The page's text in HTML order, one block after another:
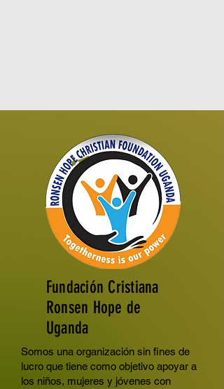
Fundación Cristiana
Ronsen Hope de
Uganda
Somos una organización sin fines de
lucro que tiene como objetivo apoyar a
los niños, mujeres y jóvenes con